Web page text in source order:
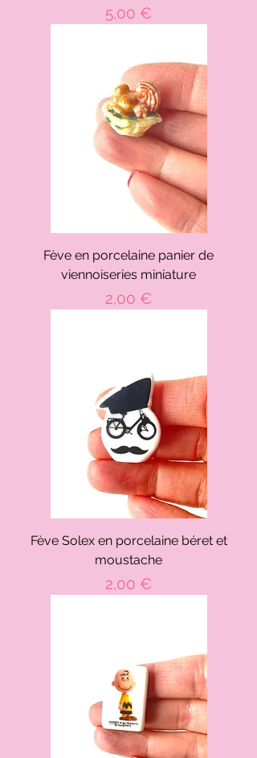
Prix
5,00 €
Fève en porcelaine panier de
viennoiseries miniature
Prix
2,00 €
Fève Solex en porcelaine béret et
moustache
Prix
2,00 €